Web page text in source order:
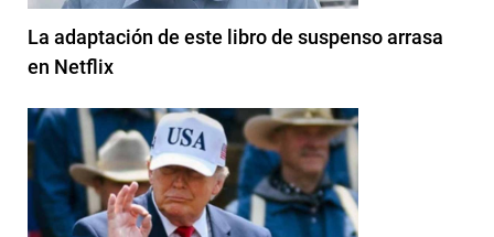
La adaptación de este libro de suspenso arrasa
en Netflix